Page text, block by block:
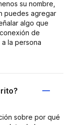
su nombre,
puedes agregar
algo que
de
la persona
sobre por qué